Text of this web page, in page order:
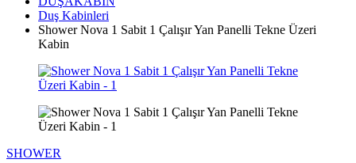
Duş Kabinleri
Shower Nova 1 Sabit 1 Çalışır Yan Panelli Tekne Üzeri
Kabin
SHOWER